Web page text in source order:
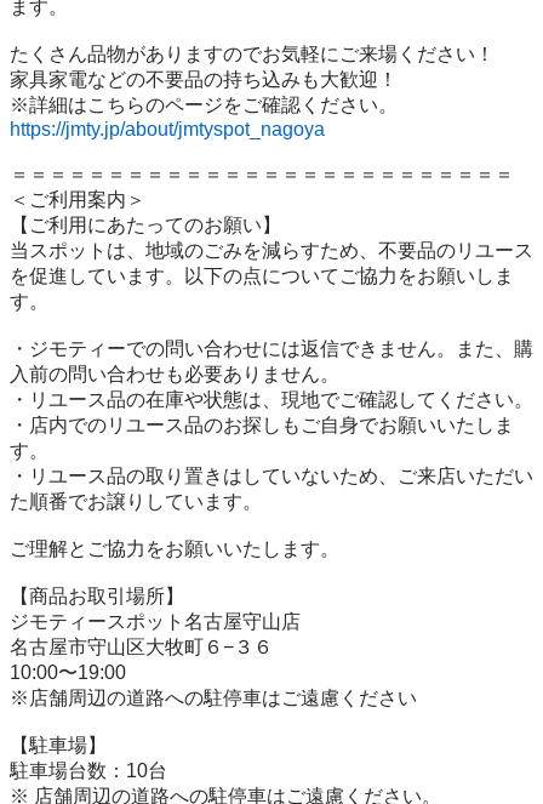
ます。
たくさん品物がありますのでお気軽にご来場ください！
家具家電などの不要品の持ち込みも大歓迎！
https://jmty.jp/about/jmtyspot_nagoya
＝＝＝＝＝＝＝＝＝＝＝＝＝＝＝＝＝＝＝＝＝＝＝＝＝＝
＜ご利用案内＞
【ご利用にあたってのお願い】
当スポットは、地域のごみを減らすため、不要品のリユース
を促進しています。以下の点についてご協力をお願いしま
す。
・ジモティーでの問い合わせには返信できません。また、購
入前の問い合わせも必要ありません。
・リユース品の在庫や状態は、現地でご確認してください。
・店内でのリユース品のお探しもご自身でお願いいたしま
す。
・リユース品の取り置きはしていないため、ご来店いただい
た順番でお譲りしています。
ご理解とご協力をお願いいたします。
【商品お取引場所】
ジモティースポット名古屋守山店
名古屋市守山区大牧町６−３６
10:00〜19:00
※店舗周辺の道路への駐停車はご遠慮ください
【駐⾞場】
駐車場台数：10台
※ 店舗周辺の道路への駐停車はご遠慮ください。